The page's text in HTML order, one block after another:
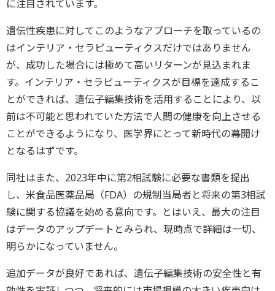
に注目されています。
遺伝性疾患に対してこのようなアプローチを取っているの
はインテリア・セラピューティクスだけではありません
が、成功した場合には極めて高いリターンが見込まれま
す。インテリア・セラピューティクスが目標を達成するこ
とができれば、遺伝子編集技術を活用することにより、以
前は不可能と思われていた方法で人間の健康を向上させる
ことができるようになり、医学界にとって新時代の幕開け
となるはずです。
同社はまた、2023年中に第2相試験に必要な書類を提出
し、米食品医薬品局（FDA）の規制当局者と将来の第3相試
験に関する協議を始める意向です。とはいえ、最大の注目
はデータのアップデートとみられ、現時点で詳細は一切、
明らかになっていません。
追加データが良好であれば、遺伝子編集技術の安全性と有